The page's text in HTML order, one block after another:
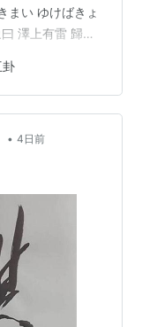
まい ゆけばきょ
澤上有雷 歸妹
がくしやぶるる
といえるのです
くない、という
して、結婚は女
う説明もある
卦
• 4日前